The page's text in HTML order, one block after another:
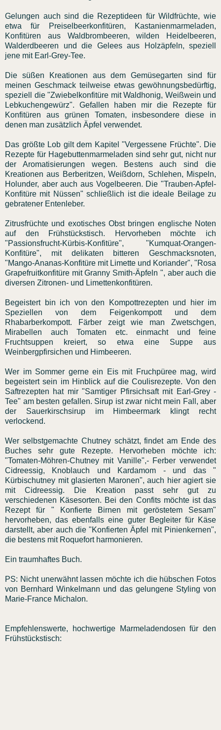
Gelungen auch sind die Rezeptideen für Wildfrüchte, wie
etwa für Preiselbeerkonfitüren, Kastanienmarmeladen,
Konfitüren aus Waldbrombeeren, wilden Heidelbeeren,
Walderdbeeren und die Gelees aus Holzäpfeln, speziell
jene mit Earl-Grey-Tee.
Die süßen Kreationen aus dem Gemüsegarten sind für
meinen Geschmack teilweise etwas gewöhnungsbedürftig,
speziell die "Zwiebelkonfitüre mit Waldhonig, Weißwein und
Lebkuchengewürz". Gefallen haben mir die Rezepte für
Konfitüren aus grünen Tomaten, insbesondere diese in
denen man zusätzlich Äpfel verwendet.
Das größte Lob gilt dem Kapitel "Vergessene Früchte". Die
Rezepte für Hagebuttenmarmeladen sind sehr gut, nicht nur
der Aromatisierungen wegen. Bestens auch sind die
Kreationen aus Berberitzen, Weißdorn, Schlehen, Mispeln,
Holunder, aber auch aus Vogelbeeren. Die "Trauben-Apfel-
Konfitüre mit Nüssen" schließlich ist die ideale Beilage zu
gebratener Entenleber.
Zitrusfrüchte und exotisches Obst bringen englische Noten
auf den Frühstückstisch. Hervorheben möchte ich
"Passionsfrucht-Kürbis-Konfitüre", "Kumquat-Orangen-
Konfitüre", mit delikaten bitteren Geschmacksnoten,
"Mango-Ananas-Konfitüre mit Limette und Koriander", "Rosa
Grapefruitkonfitüre mit Granny Smith-Äpfeln ", aber auch die
diversen Zitronen- und Limettenkonfitüren.
Begeistert bin ich von den Kompottrezepten und hier im
Speziellen von dem Feigenkompott und dem
Rhabarberkompott. Färber zeigt wie man Zwetschgen,
Mirabellen auch Tomaten etc. einmacht und feine
Fruchtsuppen kreiert, so etwa eine Suppe aus
Weinbergpfirsichen und Himbeeren.
Wer im Sommer gerne ein Eis mit Fruchpüree mag, wird
begeistert sein im Hinblick auf die Coulisrezepte. Von den
Saftrezepten hat mir "Samtiger Pfirsichsaft mit Earl-Grey -
Tee" am besten gefallen. Sirup ist zwar nicht mein Fall, aber
der Sauerkirschsirup im Himbeermark klingt recht
verlockend.
Wer selbstgemachte Chutney schätzt, findet am Ende des
Buches sehr gute Rezepte. Hervorheben möchte ich:
"Tomaten-Möhren-Chutney mit Vanille",- Ferber verwendet
Cidreessig, Knoblauch und Kardamom - und das "
Kürbischutney mit glasierten Maronen", auch hier agiert sie
mit Cidreessig. Die Kreation passt sehr gut zu
verschiedenen Käsesorten. Bei den Confits möchte ist das
Rezept für " Konfierte Birnen mit geröstetem Sesam"
hervorheben, das ebenfalls eine guter Begleiter für Käse
darstellt, aber auch die "Konfierten Äpfel mit Pinienkernen",
die bestens mit Roquefort harmonieren.
Ein traumhaftes Buch.
PS: Nicht unerwähnt lassen möchte ich die hübschen Fotos
von Bernhard Winkelmann und das gelungene Styling von
Marie-France Michalon.
Empfehlenswerte, hochwertige Marmeladendosen für den
Frühstückstisch: